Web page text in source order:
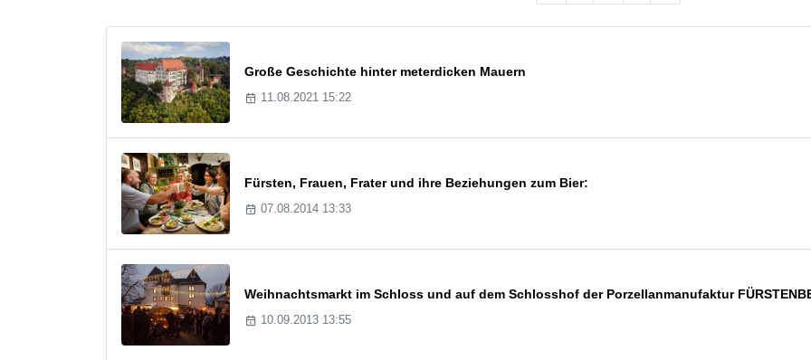
Große Geschichte hinter meterdicken Mauern
11.08.2021 15:22
Fürsten, Frauen, Frater und ihre Beziehungen zum Bier:
07.08.2014 13:33
Weihnachtsmarkt im Schloss und auf dem Schlosshof der Porzellanmanufaktur
10.09.2013 13:55